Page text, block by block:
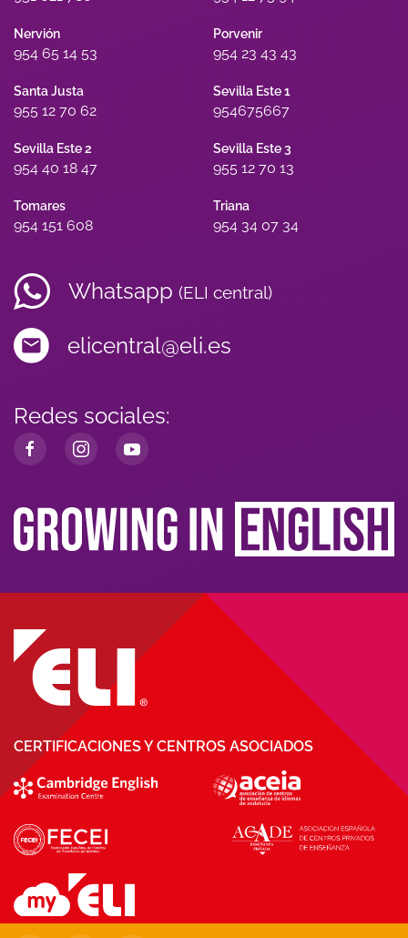
Nervión
954 65 14 53
Porvenir
954 23 43 43
Santa Justa
955 12 70 62
Sevilla Este 1
954675667
Sevilla Este 2
954 40 18 47
Sevilla Este 3
955 12 70 13
Tomares
954 151 608
Triana
954 34 07 34
Whatsapp (ELI central)
elicentral@eli.es
Redes sociales:
CERTIFICACIONES Y CENTROS ASOCIADOS